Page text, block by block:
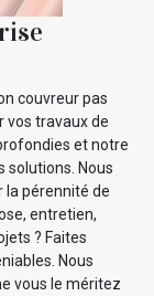
couvreur pas
vos travaux de
et notre
solutions. Nous
la pérennité de
entretien,
? Faites
Nous
vous le méritez